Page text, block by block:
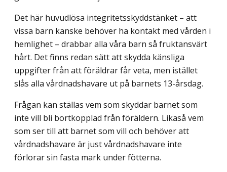
Det här huvudlösa integritetsskyddstänket – att
vissa barn kanske behöver ha kontakt med vården i
hemlighet – drabbar alla våra barn så fruktansvärt
hårt. Det finns redan sätt att skydda känsliga
uppgifter från att föräldrar får veta, men istället
slås alla vårdnadshavare ut på barnets 13-årsdag.
Frågan kan ställas vem som skyddar barnet som
inte vill bli bortkopplad från föräldern. Likaså vem
som ser till att barnet som vill och behöver att
vårdnadshavare är just vårdnadshavare inte
förlorar sin fasta mark under fötterna.